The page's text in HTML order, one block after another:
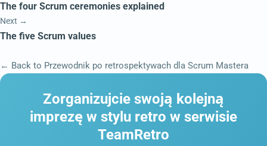
The four Scrum ceremonies explained
Next →
The five Scrum values
← Back to Przewodnik po retrospektywach dla Scrum Mastera
Zorganizujcie swoją kolejną
imprezę w stylu retro w serwisie
TeamRetro